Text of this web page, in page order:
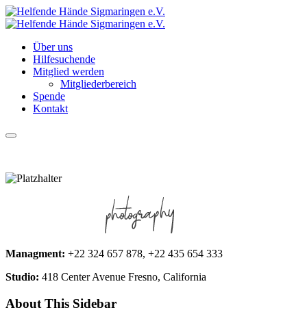
Über uns
Hilfesuchende
Mitglied werden
Mitgliederbereich
Spende
Kontakt
Hauptmenü
Managment: +22 324 657 878, +22 435 654 333
Studio: 418 Center Avenue Fresno, California
About This Sidebar